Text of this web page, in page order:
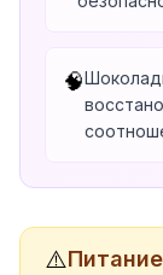
🧠
⚠️